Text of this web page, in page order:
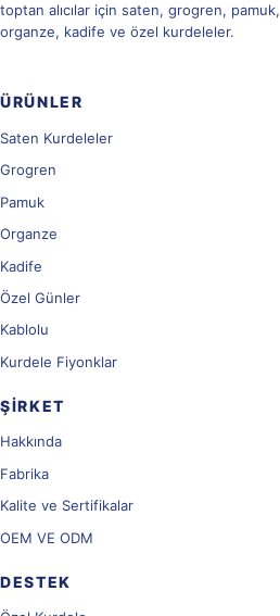
toptan alıcılar için saten, grogren, pamuk,
organze, kadife ve özel kurdeleler.
ÜRÜNLER
Saten Kurdeleler
Grogren
Pamuk
Organze
Kadife
Özel Günler
Kablolu
Kurdele Fiyonklar
ŞIRKET
Hakkında
Fabrika
Kalite ve Sertifikalar
OEM VE ODM
DESTEK